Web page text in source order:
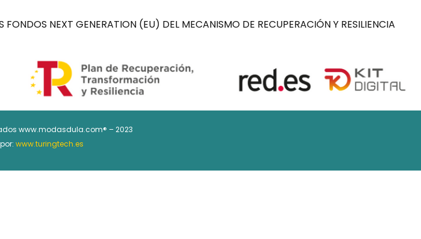
NEXT GENERATION (EU) DEL MECANISMO DE RECUPERACIÓN Y RESILIENCIA
www.modasdula.com® – 2023
www.turingtech.es